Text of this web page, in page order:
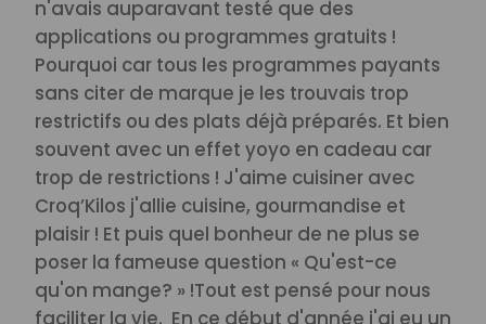
n'avais auparavant testé que des
applications ou programmes gratuits !
Pourquoi car tous les programmes payants
sans citer de marque je les trouvais trop
restrictifs ou des plats déjà préparés. Et bien
souvent avec un effet yoyo en cadeau car
trop de restrictions ! J'aime cuisiner avec
Croq’Kilos j'allie cuisine, gourmandise et
plaisir ! Et puis quel bonheur de ne plus se
poser la fameuse question « Qu'est-ce
qu'on mange? » !Tout est pensé pour nous
faciliter la vie. En ce début d'année j'ai eu un